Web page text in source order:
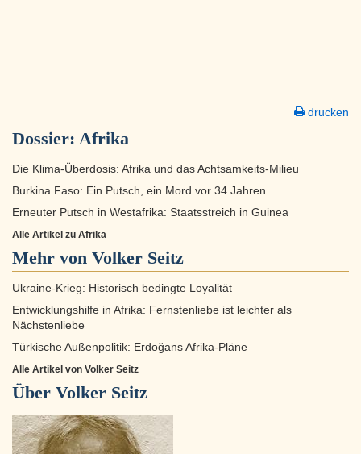
drucken
Dossier: Afrika
Die Klima-Überdosis: Afrika und das Achtsamkeits-Milieu
Burkina Faso: Ein Putsch, ein Mord vor 34 Jahren
Erneuter Putsch in Westafrika: Staatsstreich in Guinea
Alle Artikel zu Afrika
Mehr von Volker Seitz
Ukraine-Krieg: Historisch bedingte Loyalität
Entwicklungshilfe in Afrika: Fernstenliebe ist leichter als
Nächstenliebe
Türkische Außenpolitik: Erdoğans Afrika-Pläne
Alle Artikel von Volker Seitz
Über Volker Seitz